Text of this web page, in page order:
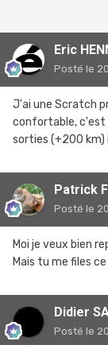
Eric
Posté le
J'ai une Scratch
confortable, c'est
sorties (+200 km)
Patrick
Posté le
Moi je veux bien
Mais tu me files
Didier
Posté le